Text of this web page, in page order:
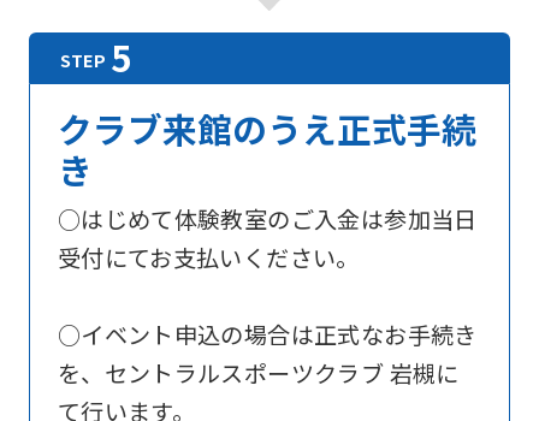
クラブ来館のうえ正式手続
き
○はじめて体験教室のご入金は参加当日
受付にてお支払いください。
○イベント申込の場合は正式なお手続き
を、セントラルスポーツクラブ 岩槻に
て行います。
For
foreigners
Sports
official
website
is
automatically
translated